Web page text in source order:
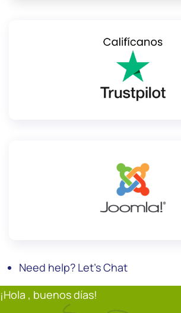
Need help? Let's Chat
¡Hola , buenos días!